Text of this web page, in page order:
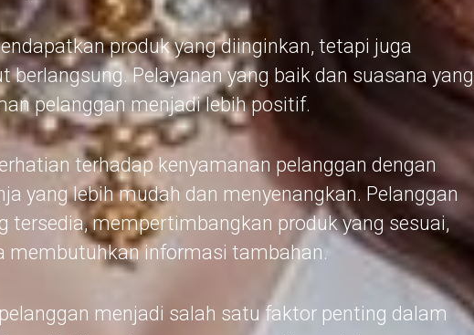
produk yang diinginkan, tetapi juga
Pelayanan yang baik dan suasana yang
pelanggan menjadi lebih positif.
terhadap kenyamanan pelanggan dengan
yang lebih mudah dan menyenangkan. Pelanggan
tersedia, mempertimbangkan produk yang sesuai,
membutuhkan informasi tambahan.
menjadi salah satu faktor penting dalam